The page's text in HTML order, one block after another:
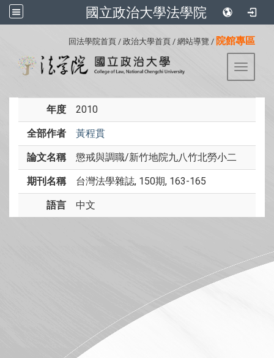
國立政治大學法學院
回法學院首頁 / 政治大學首頁 / 網站導覽 / 院館專區
Toggle
年度 2010
全部作者 黃程貫
論文名稱 懲戒與調職/新竹地院九八竹北勞小二
期刊名稱 台灣法學雜誌, 150期, 163-165
語言 中文